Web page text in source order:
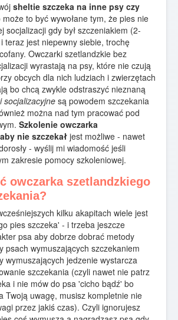
sheltie szczeka na inne psy czy
może to być wywołane tym, że pies nie
socjalizacji gdy był szczeniakiem (2-
teraz jest niepewny siebie, trochę
Owczarki szetlandzkie bez
wyrastają na psy, które nie czują
obcych dla nich ludziach i zwierzętach
bo chcą zwykle odstraszyć nieznaną
socjalizacyjnesą powodem szczekania
można nad tym pracować pod
Szkolenie owczarka
nie szczekał jest możliwe - nawet
- wyślij mi wiadomość jeśli
zakresie pomocy szkoleniowej.
owczarka szetlandzkiego
kilku akapitach wiele jest
pies szczeka' - i trzeba jeszcze
psa aby dobrze dobrać metody
psach wymuszających szczekaniem
wymuszających jedzenie wystarcza
szczekania (czyli nawet nie patrz
i nie mów do psa 'cicho bądź' bo
Twoją uwagę, musisz kompletnie nie
przez jakiś czas). Czyli ignorujesz